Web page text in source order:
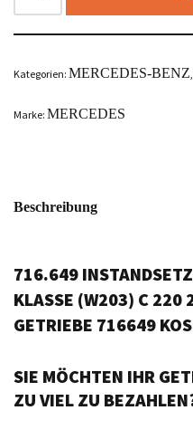
Kategorien: MERCEDES-BENZ
Marke: MERCEDES
Beschreibung
716.649
KLASSE (W203) C 220
GETRIEBE 716649
SIE MÖCHTEN IHR
ZU VIEL ZU